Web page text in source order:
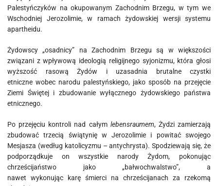
Palestyńczyków na okupowanym Zachodnim Brzegu, w tym we
Wschodniej Jerozolimie, w ramach żydowskiej wersji systemu
apartheidu.
Żydowscy „osadnicy” na Zachodnim Brzegu są w większości
związani z wpływową ideologią religijnego syjonizmu, która głosi
wyższość rasową Żydów i uzasadnia brutalne czystki
etniczne wobec narodu palestyńskiego, jako sposób na przejęcie
Ziemi Świętej i zbudowanie wyłącznego żydowskiego państwa
etnicznego.
Po przejęciu kontroli nad całym lebensraumem, Żydzi zamierzają
zbudować trzecią świątynię w Jerozolimie i powitać swojego
Mesjasza (według katolicyzmu – antychrysta). Spodziewają się, że
podporządkuje on wszystkie narody Żydom, pokonując
chrześcijaństwo jako „bałwochwalstwo”, a
nawet wykonując karę śmierci na chrześcijanach za rzekomą